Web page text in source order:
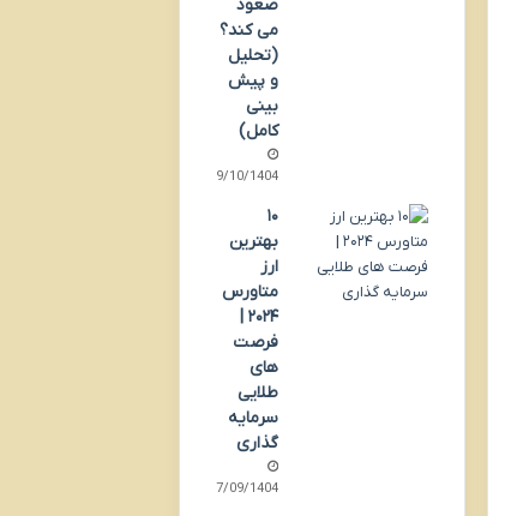
صعود
می کند؟
(تحلیل
و پیش
بینی
کامل)
09/10/1404
۱۰
بهترین
ارز
متاورس
۲۰۲۴ |
فرصت
های
طلایی
سرمایه
گذاری
17/09/1404